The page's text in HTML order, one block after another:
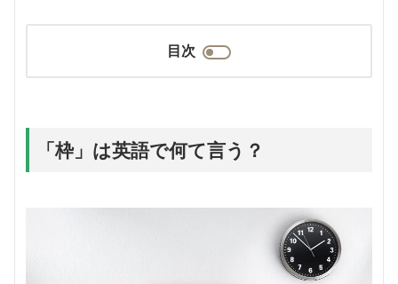
目次
「枠」は英語で何て言う？